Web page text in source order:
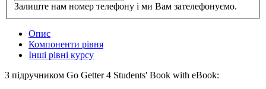
Залиште нам номер телефону і ми Вам зателефонуємо.
Опис
Компоненти рівня
Інші рівні курсу
З підручником Go Getter 4 Students' Book with eBook: